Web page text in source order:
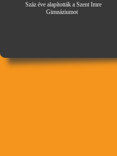
Száz éve alapították a Szent Imre
Gimnáziumot